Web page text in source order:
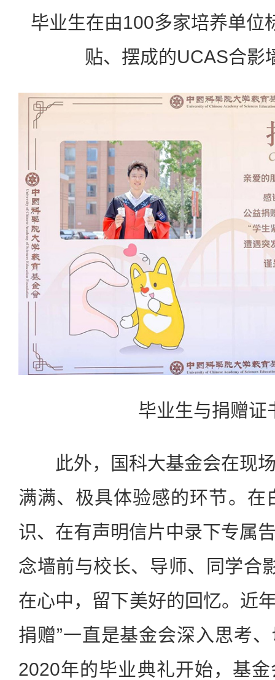
毕业生在由100多家培养单位
贴、摆成的UCAS合影
毕业生与捐赠证
此外，国科大基金会在现场
满满、极具体验感的环节。在
识、在有声明信片中录下专属
念墙前与校长、导师、同学合
在心中，留下美好的回忆。近
捐赠”一直是基金会深入思考
2020年的毕业典礼开始，基